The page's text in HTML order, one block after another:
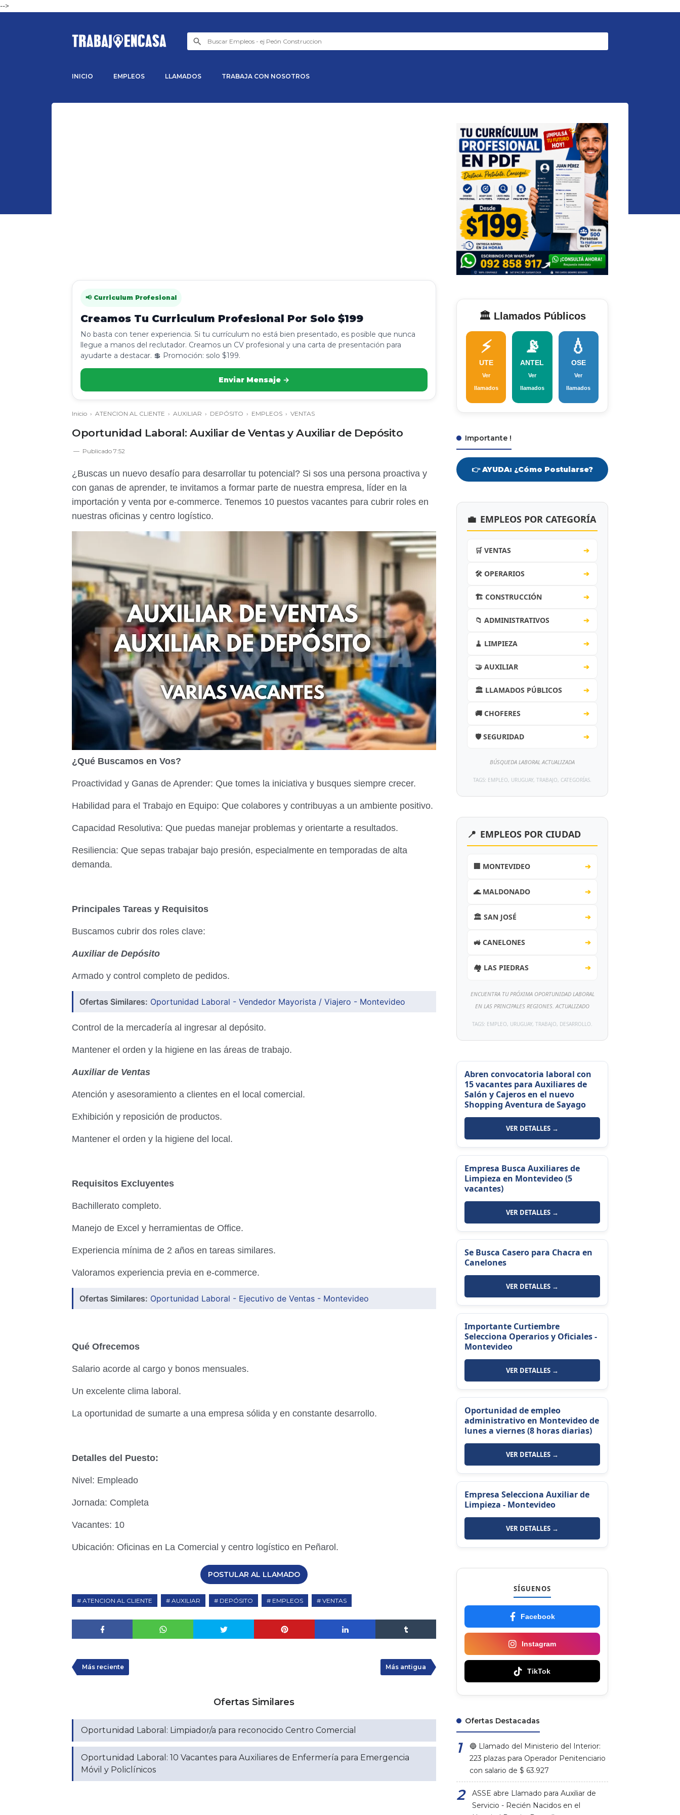
-->
INICIO EMPLEOS LLAMADOS TRABAJA CON NOSOTROS
📢 Curriculum Profesional
Creamos Tu Curriculum Profesional Por Solo $199
No basta con tener experiencia. Si tu currículum no está bien presentado, es posible que nunca
llegue a manos del reclutador. Creamos un CV profesional y una carta de presentación para
ayudarte a destacar. 💲 Promoción: solo $199.
Enviar Mensaje →
Inicio › ATENCION AL CLIENTE › AUXILIAR › DEPÓSITO › EMPLEOS › VENTAS
Oportunidad Laboral: Auxiliar de Ventas y Auxiliar de Depósito
Publicado 7:52
¿Buscas un nuevo desafío para desarrollar tu potencial? Si sos una persona proactiva y
con ganas de aprender, te invitamos a formar parte de nuestra empresa, líder en la
importación y venta por e-commerce. Tenemos 10 puestos vacantes para cubrir roles en
nuestras oficinas y centro logístico.
¿Qué Buscamos en Vos?
Proactividad y Ganas de Aprender: Que tomes la iniciativa y busques siempre crecer.
Habilidad para el Trabajo en Equipo: Que colabores y contribuyas a un ambiente positivo.
Capacidad Resolutiva: Que puedas manejar problemas y orientarte a resultados.
Resiliencia: Que sepas trabajar bajo presión, especialmente en temporadas de alta
demanda.
Principales Tareas y Requisitos
Buscamos cubrir dos roles clave:
Auxiliar de Depósito
Armado y control completo de pedidos.
Ofertas Similares: Oportunidad Laboral - Vendedor Mayorista / Viajero - Montevideo
Control de la mercadería al ingresar al depósito.
Mantener el orden y la higiene en las áreas de trabajo.
Auxiliar de Ventas
Atención y asesoramiento a clientes en el local comercial.
Exhibición y reposición de productos.
Mantener el orden y la higiene del local.
Requisitos Excluyentes
Bachillerato completo.
Manejo de Excel y herramientas de Office.
Experiencia mínima de 2 años en tareas similares.
Valoramos experiencia previa en e-commerce.
Ofertas Similares: Oportunidad Laboral - Ejecutivo de Ventas - Montevideo
Qué Ofrecemos
Salario acorde al cargo y bonos mensuales.
Un excelente clima laboral.
La oportunidad de sumarte a una empresa sólida y en constante desarrollo.
Detalles del Puesto:
Nivel: Empleado
Jornada: Completa
Vacantes: 10
Ubicación: Oficinas en La Comercial y centro logístico en Peñarol.
POSTULAR AL LLAMADO
ATENCION AL CLIENTE AUXILIAR DEPÓSITO EMPLEOS VENTAS
Más reciente Más antigua
Ofertas Similares
Oportunidad Laboral: Limpiador/a para reconocido Centro Comercial
Oportunidad Laboral: 10 Vacantes para Auxiliares de Enfermería para Emergencia
Móvil y Policlínicos
🏛️ Llamados Públicos
⚡
UTE
Ver
llamados
📡
ANTEL
Ver
llamados
💧
OSE
Ver
llamados
Importante !
👉 AYUDA: ¿Cómo Postularse?
💼 EMPLEOS POR CATEGORÍA
🛒 VENTAS ➔
🛠️ OPERARIOS ➔
🏗️ CONSTRUCCIÓN ➔
📁 ADMINISTRATIVOS ➔
🧹 LIMPIEZA ➔
🤝 AUXILIAR ➔
🏛️ LLAMADOS PÚBLICOS ➔
🚚 CHOFERES ➔
🛡️ SEGURIDAD ➔
BÚSQUEDA LABORAL ACTUALIZADA
TAGS: EMPLEO, URUGUAY, TRABAJO, CATEGORÍAS.
📍 EMPLEOS POR CIUDAD
🏢 MONTEVIDEO ➔
🌊 MALDONADO ➔
🏛️ SAN JOSÉ ➔
🚜 CANELONES ➔
🏘️ LAS PIEDRAS ➔
ENCUENTRA TU PRÓXIMA OPORTUNIDAD LABORAL
EN LAS PRINCIPALES REGIONES. ACTUALIZADO
TAGS: EMPLEO, URUGUAY, TRABAJO, DESARROLLO.
Abren convocatoria laboral con
15 vacantes para Auxiliares de
Salón y Cajeros en el nuevo
Shopping Aventura de Sayago
VER DETALLES →
Empresa Busca Auxiliares de
Limpieza en Montevideo (5
vacantes)
VER DETALLES →
Se Busca Casero para Chacra en
Canelones
VER DETALLES →
Importante Curtiembre
Selecciona Operarios y Oficiales -
Montevideo
VER DETALLES →
Oportunidad de empleo
administrativo en Montevideo de
lunes a viernes (8 horas diarias)
VER DETALLES →
Empresa Selecciona Auxiliar de
Limpieza - Montevideo
VER DETALLES →
SÍGUENOS
Facebook
Instagram
TikTok
Ofertas Destacadas
🔵 Llamado del Ministerio del Interior:
223 plazas para Operador Penitenciario
con salario de $ 63.927
ASSE abre Llamado para Auxiliar de
Servicio - Recién Nacidos en el